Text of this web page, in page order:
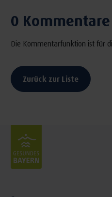
0 Kommentare
Die Kommentarfunktion ist für
Zurück zur Liste